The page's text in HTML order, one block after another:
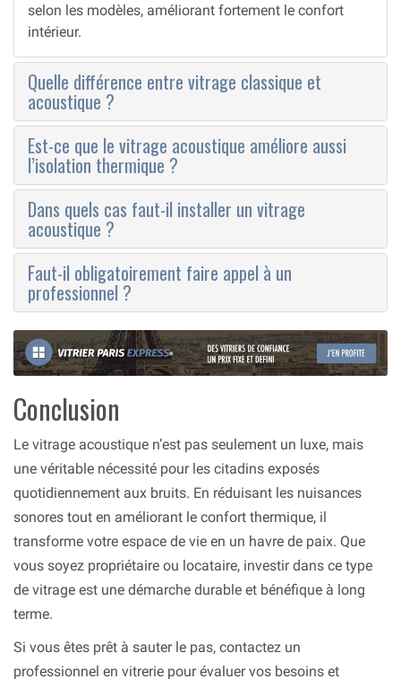
selon les modèles, améliorant fortement le confort
intérieur.
Quelle différence entre vitrage classique et
acoustique ?
Est-ce que le vitrage acoustique améliore aussi
l’isolation thermique ?
Dans quels cas faut-il installer un vitrage
acoustique ?
Faut-il obligatoirement faire appel à un
professionnel ?
Conclusion
Le vitrage acoustique n’est pas seulement un luxe, mais
une véritable nécessité pour les citadins exposés
quotidiennement aux bruits. En réduisant les nuisances
sonores tout en améliorant le confort thermique, il
transforme votre espace de vie en un havre de paix. Que
vous soyez propriétaire ou locataire, investir dans ce type
de vitrage est une démarche durable et bénéfique à long
terme.
Si vous êtes prêt à sauter le pas, contactez un
professionnel en vitrerie pour évaluer vos besoins et